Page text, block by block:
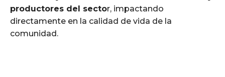
productores del sector, impactando
directamente en la calidad de vida de la
comunidad.